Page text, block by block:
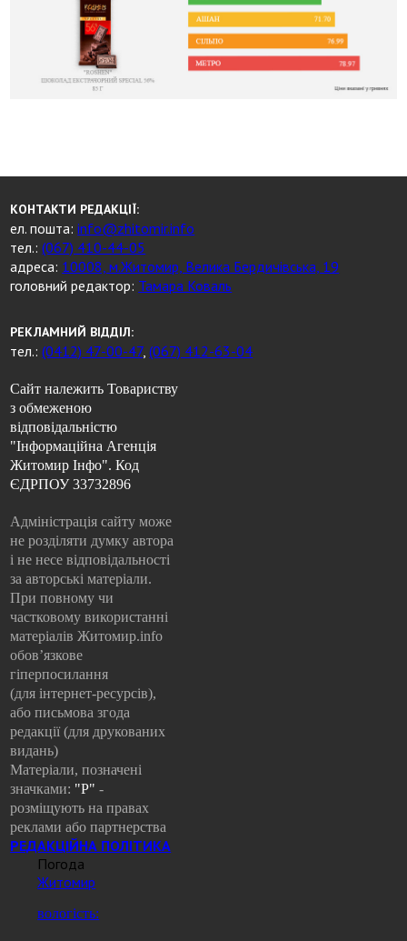
КОНТАКТИ РЕДАКЦІЇ:
ел. пошта:info@zhitomir.info
тел.:(067) 410-44-05
адреса: 10008, м.Житомир, Велика Бердичівська, 19
головний редактор: Тамара Коваль
РЕКЛАМНИЙ ВІДДІЛ:
тел.:(0412) 47-00-47,(067) 412-63-04
Сайт належить Товариству
з обмеженою
відповідальністю
"Інформаційна Агенція
Житомир Інфо". Код
ЄДРПОУ 33732896
Адміністрація сайту може
не розділяти думку автора
і не несе відповідальності
за авторські матеріали.
При повному чи
частковому використанні
матеріалів Житомир.info
обов’язкове
гіперпосилання
(для інтернет-ресурсів),
або письмова згода
редакції (для друкованих
видань)
Матеріали, позначені
значками: "Р"-
розміщують на правах
реклами або партнерства
РЕДАКЦІЙНА ПОЛІТИКА
Погода
Житомир
вологість: